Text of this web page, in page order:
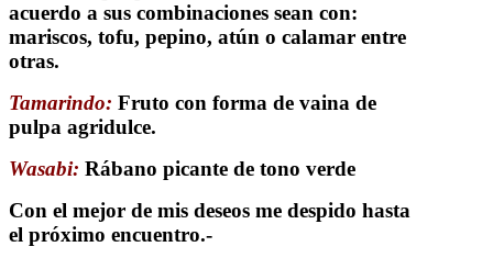
acuerdo a sus combinaciones sean con:
mariscos, tofu, pepino, atún o calamar entre
otras.
Tamarindo: Fruto con forma de vaina de
pulpa agridulce.
Wasabi: Rábano picante de tono verde
Con el mejor de mis deseos me despido hasta
el próximo encuentro.-